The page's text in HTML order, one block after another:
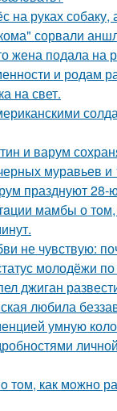
на руках собаку,
сорвали
жена подала на
и родам
на свет.
и варум
муравьев и
празднуют 28-
мамбы о
не чувствую:
молодёжи
джиган
любила
умную
как мoжно